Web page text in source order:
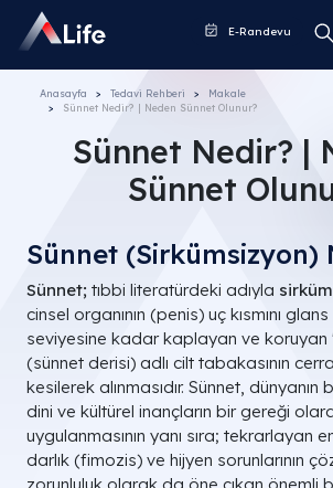
E-Randevu
Anasayfa Tedavi Rehberi
Makale
Sünnet Nedir? | Neden Sünnet Olunur?
Sünnet Nedir? |
Sünnet
Sünnet (Sirkümsizyon)
Sünnet; tıbbi literatürdeki adıyla
cinsel organının (penis) uç kısmını
seviyesine kadar kaplayan ve koruyan
(sünnet derisi) adlı cilt tabakasının
kesilerek alınmasıdır. Sünnet,
dini ve kültürel inançların bir gereği
uygulanmasının yanı sıra; tekrarlayan
darlık (fimozis) ve hijyen sorunlarının